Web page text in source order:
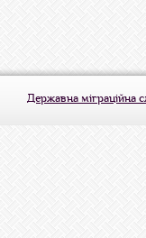
Державна міграційна